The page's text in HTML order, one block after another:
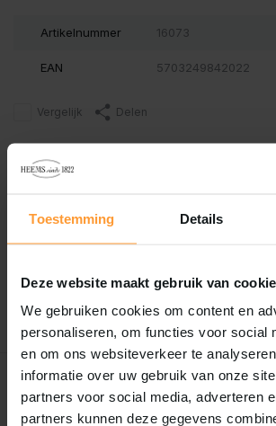
Toestemming Details
Deze website maakt gebruik van
We gebruiken cookies om content en
personaliseren, om functies voor social
en om ons websiteverkeer te
informatie over uw gebruik van onze
partners voor social media, adverteren
partners kunnen deze gegevens
Artikelnummer 16073
EAN 5703249842022
Vergelijk Delen
0/5 Based on 0 reviews
Schrijf je eigen review